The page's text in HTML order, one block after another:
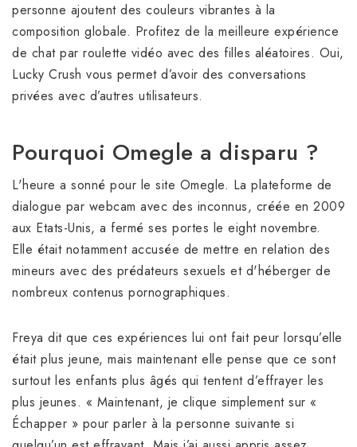
personne ajoutent des couleurs vibrantes à la
composition globale. Profitez de la meilleure expérience
de chat par roulette vidéo avec des filles aléatoires. Oui,
Lucky Crush vous permet d’avoir des conversations
privées avec d’autres utilisateurs.
Pourquoi Omegle a disparu ?
L'heure a sonné pour le site Omegle. La plateforme de
dialogue par webcam avec des inconnus, créée en 2009
aux Etats-Unis, a fermé ses portes le eight novembre.
Elle était notamment accusée de mettre en relation des
mineurs avec des prédateurs sexuels et d'héberger de
nombreux contenus pornographiques.
Freya dit que ces expériences lui ont fait peur lorsqu’elle
était plus jeune, mais maintenant elle pense que ce sont
surtout les enfants plus âgés qui tentent d’effrayer les
plus jeunes. « Maintenant, je clique simplement sur «
Échapper » pour parler à la personne suivante si